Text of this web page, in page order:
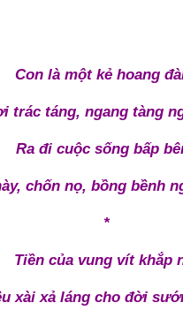
Con là một kẻ hoang
trác táng, ngang tàng
Ra đi cuộc sống bấp
chốn nọ, bồng bềnh
*
Tiền của vung vít khắp
xài xả láng cho đời